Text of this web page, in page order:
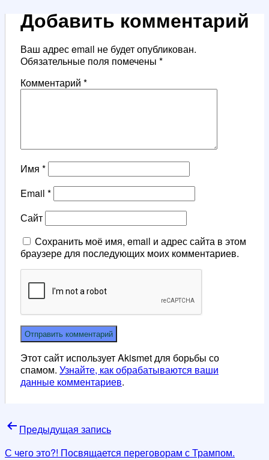
Добавить комментарий
Ваш адрес email не будет опубликован.
Обязательные поля помечены *
Комментарий *
Имя *
Email *
Сайт
Сохранить моё имя, email и адрес сайта в этом
браузере для последующих моих комментариев.
Этот сайт использует Akismet для борьбы со
спамом. Узнайте, как обрабатываются ваши
данные комментариев.
Навигация
по
Предыдущая запись
С чего это?! Посвящается переговорам с Трампом.